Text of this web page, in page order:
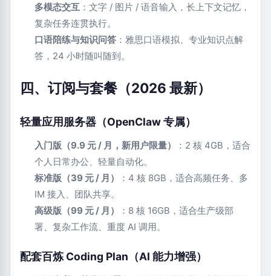
多模态交互 ：文字 / 图片 / 语音输入，长上下文记忆，
复杂任务连贯执行。
口语陪练与知识问答 ：雅思口语模拟、专业知识点解
答，24 小时随叫随到。
四、订阅与套餐（2026 最新）
轻量应用服务器（OpenClaw 专属）
入门版（9.9 元 / 月，新用户限量）
：2 核 4GB，适合
个人日常办公、轻量自动化。
标准版（39 元 / 月）
：4 核 8GB，适合高频任务、多
IM 接入、团队共享。
高级版（99 元 / 月）
：8 核 16GB，适合生产级部
署、复杂工作流、重度 AI 调用。
配套百炼 Coding Plan（AI 能力增强）